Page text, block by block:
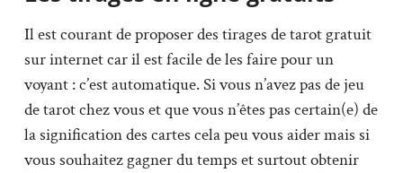
Il est courant de proposer des tirages de tarot gratuit
sur internet car il est facile de les faire pour un
voyant : c’est automatique. Si vous n’avez pas de jeu
de tarot chez vous et que vous n’êtes pas certain(e) de
la signification des cartes cela peu vous aider mais si
vous souhaitez gagner du temps et surtout obtenir